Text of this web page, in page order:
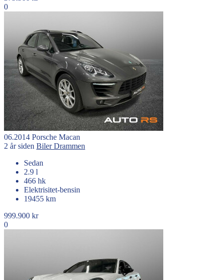
0
06.2014 Porsche Macan
2 år siden BilerDrammen
Sedan
2.9 l
466 hk
Elektrisitet-bensin
19455 km
999.900 kr
0